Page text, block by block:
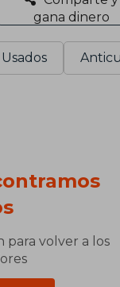
gana dinero
Usados
para volver a los